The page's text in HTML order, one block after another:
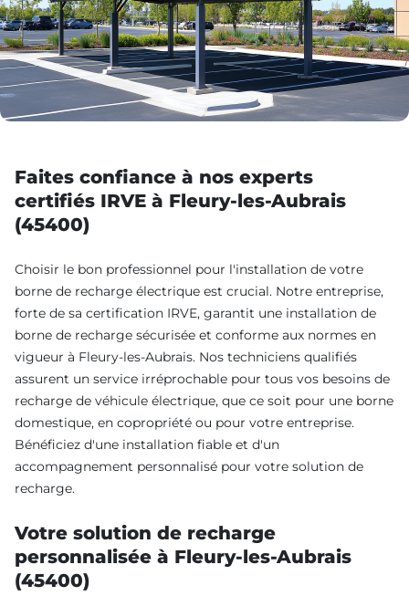
Faites confiance à nos experts
certifiés IRVE à Fleury-les-Aubrais
(45400)
Choisir le bon professionnel pour l'installation de votre
borne de recharge électrique est crucial. Notre entreprise,
forte de sa certification IRVE, garantit une installation de
borne de recharge sécurisée et conforme aux normes en
vigueur à Fleury-les-Aubrais. Nos techniciens qualifiés
assurent un service irréprochable pour tous vos besoins de
recharge de véhicule électrique, que ce soit pour une borne
domestique, en copropriété ou pour votre entreprise.
Bénéficiez d'une installation fiable et d'un
accompagnement personnalisé pour votre solution de
recharge.
Votre solution de recharge
personnalisée à Fleury-les-Aubrais
(45400)